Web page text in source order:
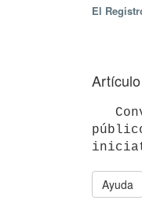
El
Ayuda